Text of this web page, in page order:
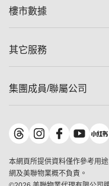
減價
美聯豪宅
獨家樓盤
租盤
自助放盤
查詢熱線
按揭計算機
負擔能力計算機
轉按計算機
繳款方式
樓市數據
樓價指數
歷史成交
屋苑成交排行榜
地區百科
其它服務
屋苑專頁
美聯精英會
美善會
集團成員/聯屬公司
美聯物業
鋑聯控股*
美聯工商舖*
美聯中國
本網頁所提供資料僅作參考用
網及美聯物業概不負責。